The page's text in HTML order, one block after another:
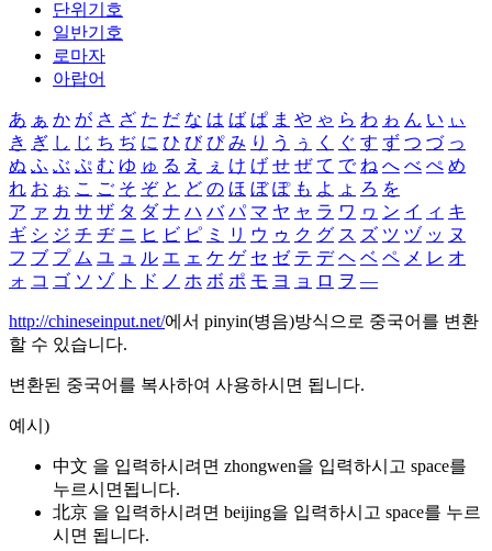
단위기호
일반기호
로마자
아랍어
あ ぁ か が さ ざ た だ な は ば ぱ ま や ゃ ら わ ゎ ん い ぃ
き ぎ し じ ち ぢ に ひ び ぴ み り う ぅ く ぐ す ず つ づ っ
ぬ ふ ぶ ぷ む ゆ ゅ る え ぇ け げ せ ぜ て で ね へ べ ぺ め
れ お ぉ こ ご そ ぞ と ど の ほ ぼ ぽ も よ ょ ろ を
ア ァ カ サ ザ タ ダ ナ ハ バ パ マ ヤ ャ ラ ワ ヮ ン イ ィ キ
ギ シ ジ チ ヂ ニ ヒ ビ ピ ミ リ ウ ゥ ク グ ス ズ ツ ヅ ッ ヌ
フ ブ プ ム ユ ュ ル エ ェ ケ ゲ セ ゼ テ デ ヘ ベ ペ メ レ オ
ォ コ ゴ ソ ゾ ト ド ノ ホ ボ ポ モ ヨ ョ ロ ヲ ―
http://chineseinput.net/에서 pinyin(병음)방식으로 중국어를 변환
할 수 있습니다.
변환된 중국어를 복사하여 사용하시면 됩니다.
예시)
中文 을 입력하시려면 zhongwen을 입력하시고 space를
누르시면됩니다.
北京 을 입력하시려면 beijing을 입력하시고 space를 누르
시면 됩니다.